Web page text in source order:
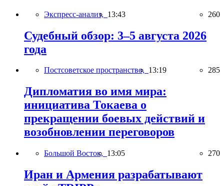
Экспресс-анализ, 13:43 260
Судебный обзор: 3–5 августа 2026
года
Постсоветское пространство, 13:19 285
Дипломатия во имя мира:
инициатива Токаева о
прекращении боевых действий и
возобновлении переговоров
Большой Восток, 13:05 270
Иран и Армения разрабатывают